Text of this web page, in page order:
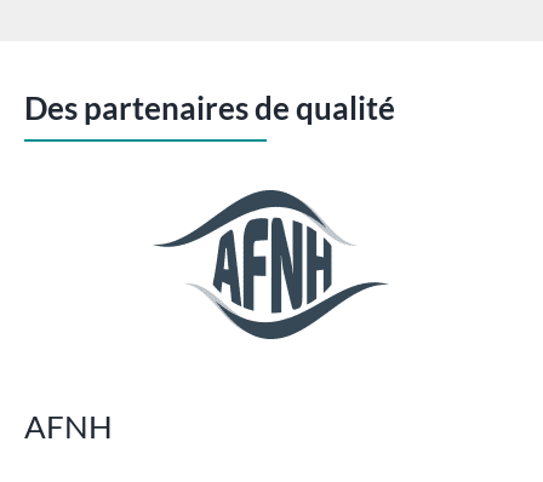
Des partenaires de qualité
AFNH